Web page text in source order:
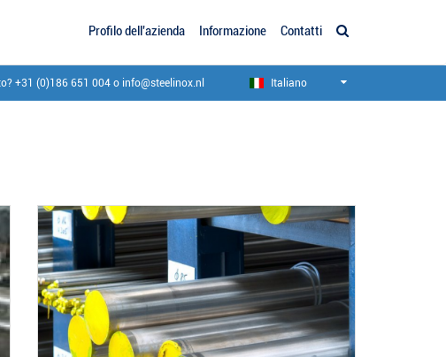
Profilo dell'azienda Informazione Contatti
+31 (0)186 651 004 o info@steelinox.nl Italiano